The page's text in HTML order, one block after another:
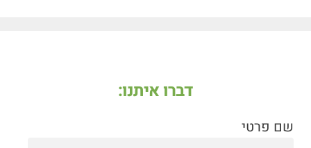
דברו איתנו:
שם פרטי